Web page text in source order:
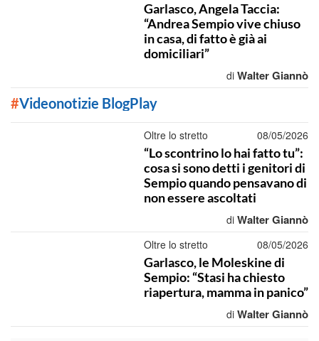
Garlasco, Angela Taccia:
“Andrea Sempio vive chiuso
in casa, di fatto è già ai
domiciliari”
di Walter Giannò
#Videonotizie BlogPlay
Oltre lo stretto 08/05/2026
“Lo scontrino lo hai fatto tu”:
cosa si sono detti i genitori di
Sempio quando pensavano di
non essere ascoltati
di Walter Giannò
Oltre lo stretto 08/05/2026
Garlasco, le Moleskine di
Sempio: “Stasi ha chiesto
riapertura, mamma in panico”
di Walter Giannò